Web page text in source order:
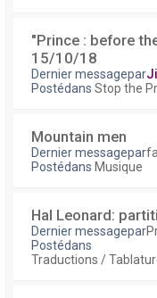
"Prince : before
15/10/18
Dernier messagepar
Postédans Stop the
Mountain men
Dernier messagepar
Postédans Musique
Hal Leonard:
Dernier messagepar
Postédans
Traductions /